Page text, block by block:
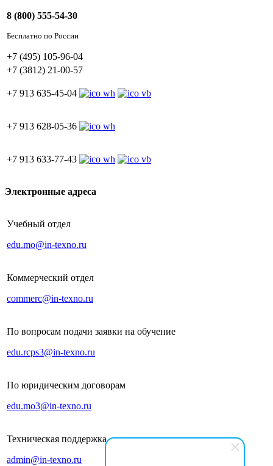
8 (800) 555-54-30
Бесплатно по России
+7 (495) 105-96-04
+7 (3812) 21-00-57
+7 913 635-45-04
+7 913 628-05-36
+7 913 633-77-43
Электронные адреса
Учебный отдел
edu.mo@in-texno.ru
Коммерческий отдел
commerc@in-texno.ru
По вопросам подачи заявки на обучение
edu.rcps3@in-texno.ru
По юридическим договорам
edu.mo3@in-texno.ru
Техническая поддержка
admin@in-texno.ru